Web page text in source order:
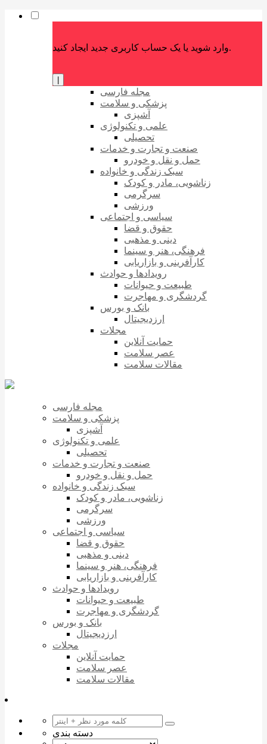
وارد شوید یا یک حساب کاربری جدید ایجاد کنید.
مجله فارسی
پزشکی و سلامت
آشپزی
علمی و تکنولوژی
تحصیلی
صنعت و تجارت و خدمات
حمل و نقل و خودرو
سبک زندگی و خانواده
زناشویی، مادر و کودک
سرگرمی
ورزشی
سیاسی و اجتماعی
حقوق و قضا
دینی و مذهبی
فرهنگی، هنر و سینما
کارآفرینی و بازاریابی
رویدادها و حوادث
طبیعت و حیوانات
گردشگری و مهاجرت
بانک و بورس
ارزدیجیتال
مجلات
حمایت آنلاین
عصر سلامت
مقالات سلامت
مجله فارسی
پزشکی و سلامت
آشپزی
علمی و تکنولوژی
تحصیلی
صنعت و تجارت و خدمات
حمل و نقل و خودرو
سبک زندگی و خانواده
زناشویی، مادر و کودک
سرگرمی
ورزشی
سیاسی و اجتماعی
حقوق و قضا
دینی و مذهبی
فرهنگی، هنر و سینما
کارآفرینی و بازاریابی
رویدادها و حوادث
طبیعت و حیوانات
گردشگری و مهاجرت
بانک و بورس
ارزدیجیتال
مجلات
حمایت آنلاین
عصر سلامت
مقالات سلامت
دسته بندی